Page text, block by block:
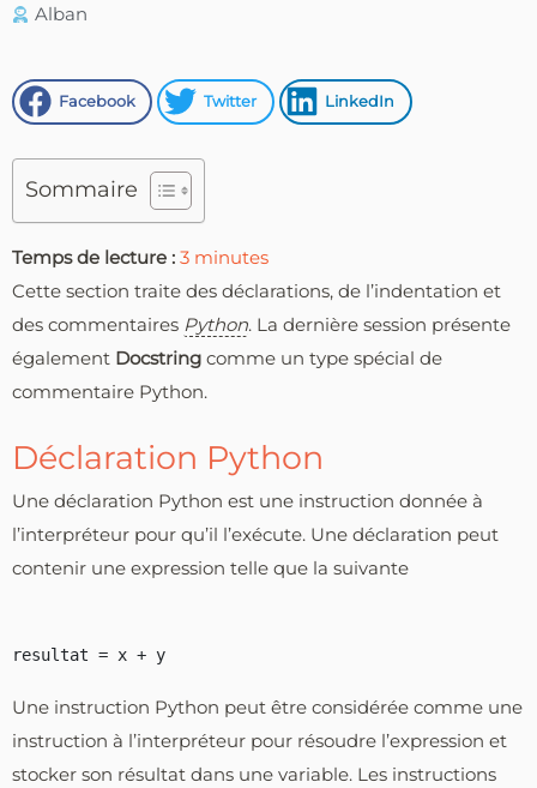
Alban
Facebook Twitter LinkedIn
Sommaire
Temps de lecture : 3 minutes
Cette section traite des déclarations, de l’indentation et
des commentaires Python. La dernière session présente
également Docstring comme un type spécial de
commentaire Python.
Déclaration Python
Une déclaration Python est une instruction donnée à
l’interpréteur pour qu’il l’exécute. Une déclaration peut
contenir une expression telle que la suivante
Une instruction Python peut être considérée comme une
instruction à l’interpréteur pour résoudre l’expression et
stocker son résultat dans une variable. Les instructions